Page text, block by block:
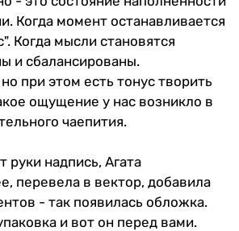
Когда момент останавливается
Когда мысли становятся
и сбалансированы.
при этом есть тонус творить
ощущение у нас возникло в
чаепития.
руки надпись, Агата
перевела в вектор, добавила
- так появилась обложка.
и вот он перед вами.